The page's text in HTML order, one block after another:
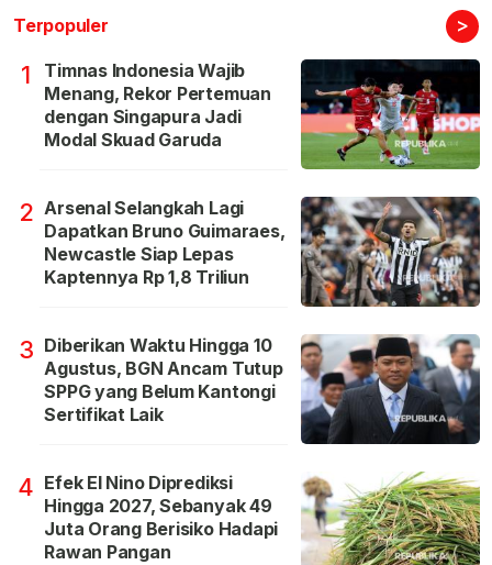
Terpopuler >
1
Timnas Indonesia Wajib
Menang, Rekor Pertemuan
dengan Singapura Jadi
Modal Skuad Garuda
2 Arsenal Selangkah Lagi
Dapatkan Bruno Guimaraes,
Newcastle Siap Lepas
Kaptennya Rp 1,8 Triliun
3 Diberikan Waktu Hingga 10
Agustus, BGN Ancam Tutup
SPPG yang Belum Kantongi
Sertifikat Laik
4 Efek El Nino Diprediksi
Hingga 2027, Sebanyak 49
Juta Orang Berisiko Hadapi
Rawan Pangan